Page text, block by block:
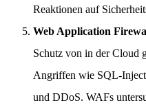
Reaktionen auf
Web Application
Schutz von in der Cloud
Angriffen wie SQL-
und DDoS. WAFs